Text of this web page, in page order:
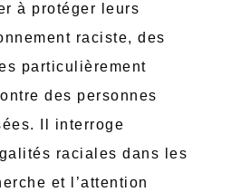
à protéger leurs
raciste, des
particulièrement
des personnes
Il interroge
raciales dans les
et l’attention